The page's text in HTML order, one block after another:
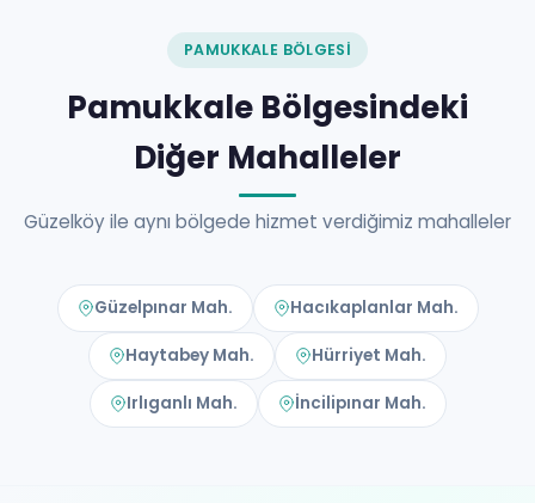
PAMUKKALE BÖLGESI
Pamukkale Bölgesindeki
Diğer Mahalleler
Güzelköy ile aynı bölgede hizmet verdiğimiz mahalleler
Güzelpınar Mah. Hacıkaplanlar Mah.
Haytabey Mah. Hürriyet Mah.
Irlıganlı Mah. İncilipınar Mah.